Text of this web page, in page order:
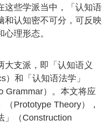
这些学派当中，「认知语
和认知密不可分，可反映
理形态。
大支派，即「认知语义
和「认知语法学」
Grammar）。本文将应
Prototype Theory），
」（Construction